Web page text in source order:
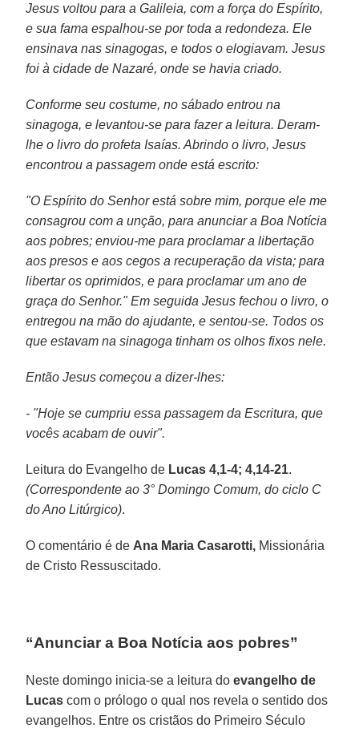
Jesus voltou para a Galileia, com a força do Espírito,
e sua fama espalhou-se por toda a redondeza. Ele
ensinava nas sinagogas, e todos o elogiavam. Jesus
foi à cidade de Nazaré, onde se havia criado.
Conforme seu costume, no sábado entrou na
sinagoga, e levantou-se para fazer a leitura. Deram-
lhe o livro do profeta Isaías. Abrindo o livro, Jesus
encontrou a passagem onde está escrito:
"O Espírito do Senhor está sobre mim, porque ele me
consagrou com a unção, para anunciar a Boa Notícia
aos pobres; enviou-me para proclamar a libertação
aos presos e aos cegos a recuperação da vista; para
libertar os oprimidos, e para proclamar um ano de
graça do Senhor."Em seguida Jesus fechou o livro, o
entregou na mão do ajudante, e sentou-se. Todos os
que estavam na sinagoga tinham os olhos fixos nele.
Então Jesus começou a dizer-lhes:
- "Hoje se cumpriu essa passagem da Escritura, que
vocês acabam de ouvir".
Leitura do Evangelho de Lucas 4,1-4; 4,14-21.
(Correspondente ao 3° Domingo Comum, do ciclo C
do Ano Litúrgico).
O comentário é de Ana Maria Casarotti, Missionária
de Cristo Ressuscitado.
“Anunciar a Boa Notícia aos pobres”
Neste domingo inicia-se a leitura do evangelho de
Lucas com o prólogo o qual nos revela o sentido dos
evangelhos. Entre os cristãos do Primeiro Século